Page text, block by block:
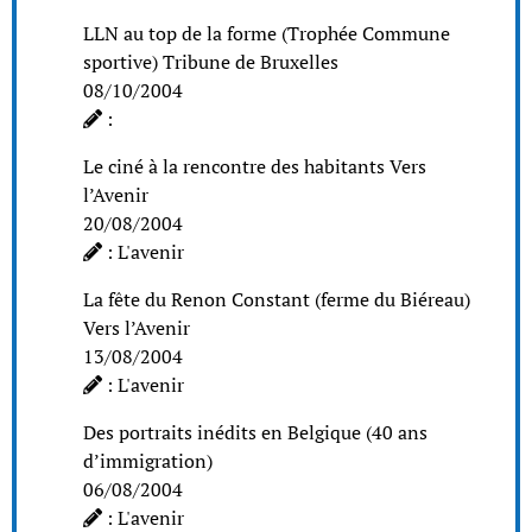
LLN au top de la forme (Trophée Commune
sportive) Tribune de Bruxelles
08/10/2004
:
Le ciné à la rencontre des habitants Vers
l’Avenir
20/08/2004
: L'avenir
La fête du Renon Constant (ferme du Biéreau)
Vers l’Avenir
13/08/2004
: L'avenir
Des portraits inédits en Belgique (40 ans
d’immigration)
06/08/2004
: L'avenir